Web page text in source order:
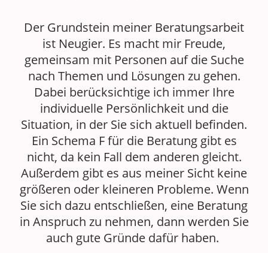
Der Grundstein meiner Beratungsarbeit
ist Neugier. Es macht mir Freude,
gemeinsam mit Personen auf die Suche
nach Themen und Lösungen zu gehen.
Dabei berücksichtige ich immer Ihre
individuelle Persönlichkeit und die
Situation, in der Sie sich aktuell befinden.
Ein Schema F für die Beratung gibt es
nicht, da kein Fall dem anderen gleicht.
Außerdem gibt es aus meiner Sicht keine
größeren oder kleineren Probleme. Wenn
Sie sich dazu entschließen, eine Beratung
in Anspruch zu nehmen, dann werden Sie
auch gute Gründe dafür haben.